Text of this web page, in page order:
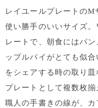
レイユールプレートの
使い勝手のいいサイズ
レートで、朝食にはパ
ップルパイがとても似
をシェアする時の取り
プレートとして複数枚
職人の手書きの線が、